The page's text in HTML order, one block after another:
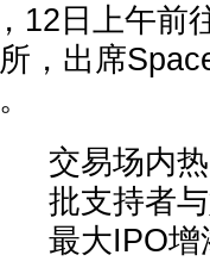
12日上午前
，出席
交易场内
批支持者
最大IPO增